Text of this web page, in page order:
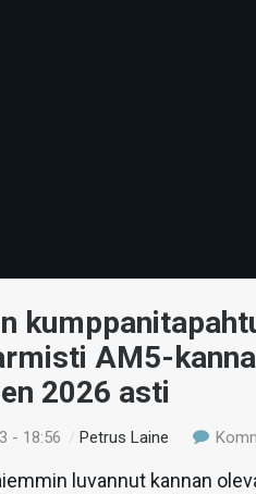
AM5-
2026 asti
- 18:56 /Petrus Laine
luvannut kannan